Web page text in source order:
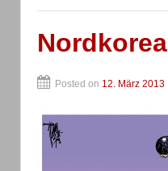
Nordkorea
Posted on 12. März 2013